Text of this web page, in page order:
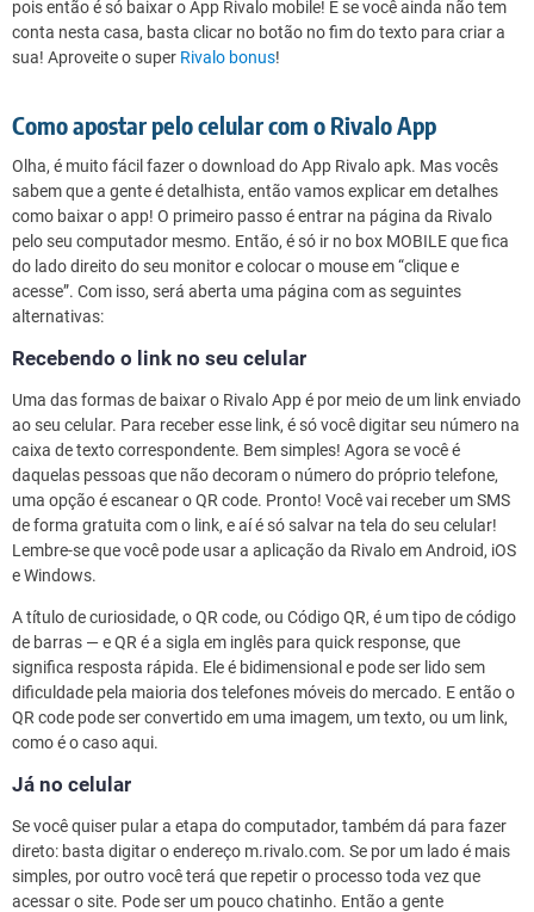
pois então é só baixar o App Rivalo mobile! E se você ainda não tem
conta nesta casa, basta clicar no botão no fim do texto para criar a
sua! Aproveite o super Rivalo bonus!
Como apostar pelo celular com o Rivalo App
Olha, é muito fácil fazer o download do App Rivalo apk. Mas vocês
sabem que a gente é detalhista, então vamos explicar em detalhes
como baixar o app! O primeiro passo é entrar na página da Rivalo
pelo seu computador mesmo. Então, é só ir no box MOBILE que fica
do lado direito do seu monitor e colocar o mouse em “clique e
acesse”. Com isso, será aberta uma página com as seguintes
alternativas:
Recebendo o link no seu celular
Uma das formas de baixar o Rivalo App é por meio de um link enviado
ao seu celular. Para receber esse link, é só você digitar seu número na
caixa de texto correspondente. Bem simples! Agora se você é
daquelas pessoas que não decoram o número do próprio telefone,
uma opção é escanear o QR code. Pronto! Você vai receber um SMS
de forma gratuita com o link, e aí é só salvar na tela do seu celular!
Lembre-se que você pode usar a aplicação da Rivalo em Android, iOS
e Windows.
A título de curiosidade, o QR code, ou Código QR, é um tipo de código
de barras — e QR é a sigla em inglês para quick response, que
significa resposta rápida. Ele é bidimensional e pode ser lido sem
dificuldade pela maioria dos telefones móveis do mercado. E então o
QR code pode ser convertido em uma imagem, um texto, ou um link,
como é o caso aqui.
Já no celular
Se você quiser pular a etapa do computador, também dá para fazer
direto: basta digitar o endereço m.rivalo.com. Se por um lado é mais
simples, por outro você terá que repetir o processo toda vez que
acessar o site. Pode ser um pouco chatinho. Então a gente